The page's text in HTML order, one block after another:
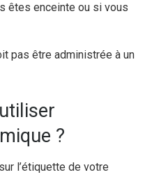
êtes enceinte ou si vous
pas être administrée à un
?
l’étiquette de votre